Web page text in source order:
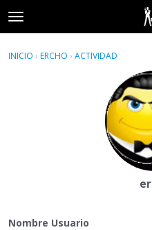
t
o
gAcceder · Registrarse
INICIO › ERCHO › ACTIVIDAD
Nombre Usuario